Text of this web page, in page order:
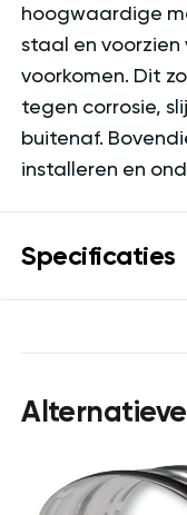
hoogwaardige
staal en
voorkomen. Dit
tegen corrosie,
buitenaf.
installeren en
Specificaties